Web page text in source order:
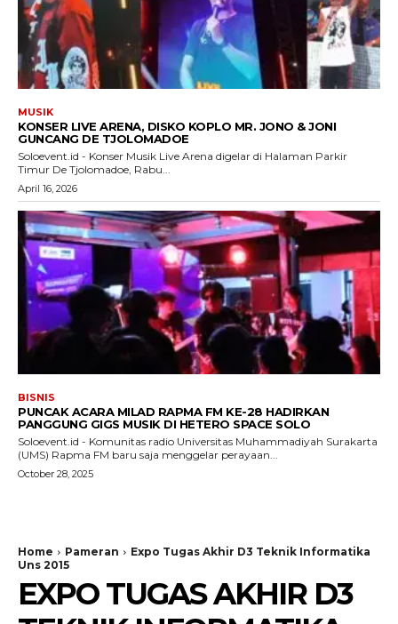
MUSIK
KONSER LIVE ARENA, DISKO KOPLO MR. JONO & JONI
GUNCANG DE TJOLOMADOE
Soloevent.id - Konser Musik Live Arena digelar di Halaman Parkir
Timur De Tjolomadoe, Rabu...
April 16, 2026
BISNIS
PUNCAK ACARA MILAD RAPMA FM KE-28 HADIRKAN
PANGGUNG GIGS MUSIK DI HETERO SPACE SOLO
Soloevent.id - Komunitas radio Universitas Muhammadiyah Surakarta
(UMS) Rapma FM baru saja menggelar perayaan...
October 28, 2025